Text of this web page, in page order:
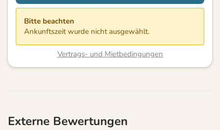
Bitte beachten
Ankunftszeit wurde nicht ausgewählt.
Vertrags- und Mietbedingungen
Externe Bewertungen